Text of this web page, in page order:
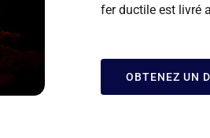
fer ductile est livré
OBTENEZ UN